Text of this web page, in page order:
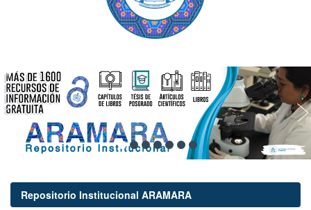
Repositorio Institucional ARAMARA